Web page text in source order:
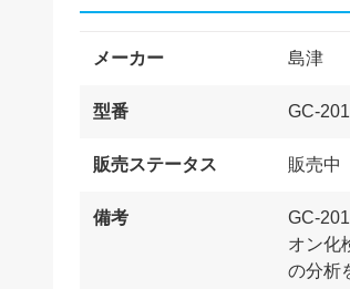
メーカー 島津
型番 GC-
販売ステータス 販売中
備考
GC-
オン化
の分析